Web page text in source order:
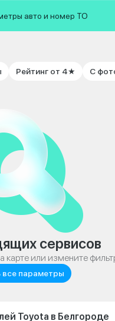
авто и номер ТО
Рейтинг от 4★ С
сервисов
карте или измените
все параметры
Toyota в Белгороде